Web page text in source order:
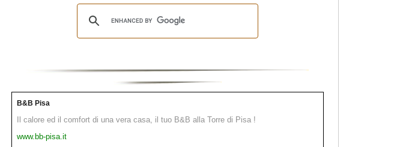
B&B Pisa
Il calore ed il comfort di una vera casa, il tuo B&B alla Torre di Pisa !
www.bb-pisa.it